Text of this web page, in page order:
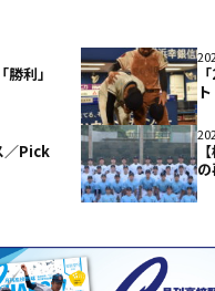
勝利」
「
／Pick
の